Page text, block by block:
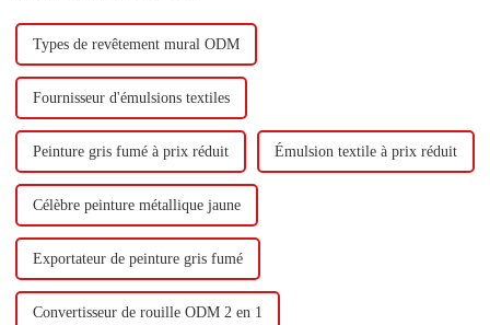
Types de revêtement mural ODM
Fournisseur d'émulsions textiles
Peinture gris fumé à prix réduit Émulsion textile à prix réduit
Célèbre peinture métallique jaune
Exportateur de peinture gris fumé
Convertisseur de rouille ODM 2 en 1